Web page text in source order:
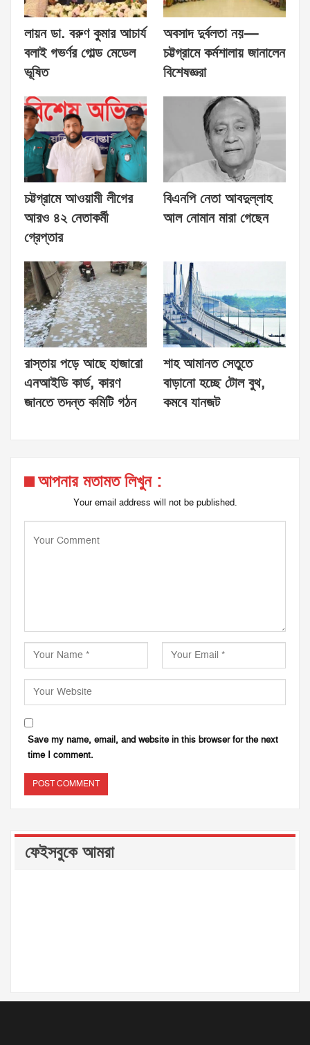
লায়ন ডা. বরুণ কুমার আচার্য
বলাই গভর্ণর গোল্ড মেডেল
ভূষিত
অবসাদ দুর্বলতা নয়—
চট্টগ্রামে কর্মশালায় জানালেন
বিশেষজ্ঞরা
চট্টগ্রামে আওয়ামী লীগের
আরও ৪২ নেতাকর্মী
গ্রেপ্তার
বিএনপি নেতা আবদুল্লাহ
আল নোমান মারা গেছেন
রাস্তায় পড়ে আছে হাজারো
এনআইডি কার্ড, কারণ
জানতে তদন্ত কমিটি গঠন
শাহ আমানত সেতুতে
বাড়ানো হচ্ছে টোল বুথ,
কমবে যানজট
আপনার মতামত লিখুন :
Your email address will not be published.
Save my name, email, and website in this browser for the next
time I comment.
ফেইসবুকে আমরা